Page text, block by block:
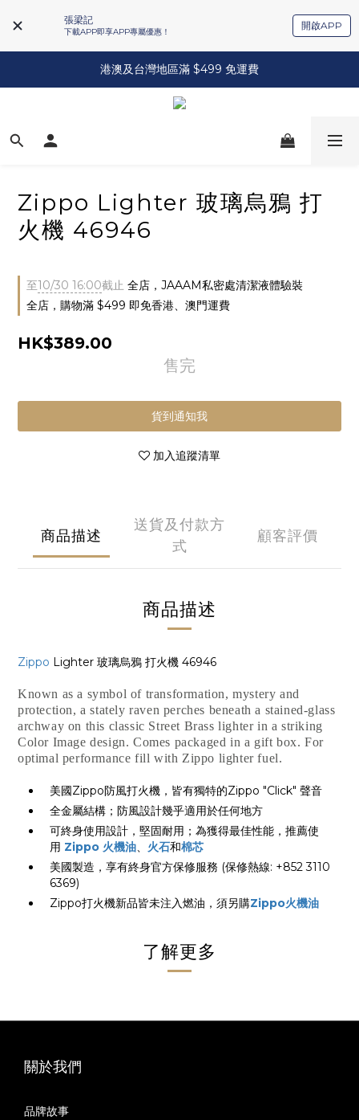
張梁記
下載APP即享APP專屬優惠！
開啟APP
港澳及台灣地區滿 $499 免運費
Zippo Lighter 玻璃烏鴉 打
火機 46946
至10/30 16:00截止 全店，JAAAM私密處清潔液體驗裝
全店，購物滿 $499 即免香港、澳門運費
HK$389.00
售完
貨到通知我
加入追蹤清單
商品描述
送貨及付款方
式
顧客評價
商品描述
Zippo Lighter 玻璃烏鴉 打火機 46946
Known as a symbol of transformation, mystery and
protection, a stately raven perches beneath a stained-glass
archway on this classic Street Brass lighter in a striking
Color Image design. Comes packaged in a gift box. For
optimal performance fill with Zippo lighter fuel.
美國Zippo防風打火機，皆有獨特的Zippo "Click" 聲音
全金屬結構；防風設計幾乎適用於任何地方
可終身使用設計，堅固耐用；為獲得最佳性能，推薦使
用 Zippo 火機油、 火石和棉芯
美國製造，享有終身官方保修服務 (保修熱線: +852 3110
6369)
Zippo打火機新品皆未注入燃油，須另購Zippo火機油
了解更多
關於我們
品牌故事